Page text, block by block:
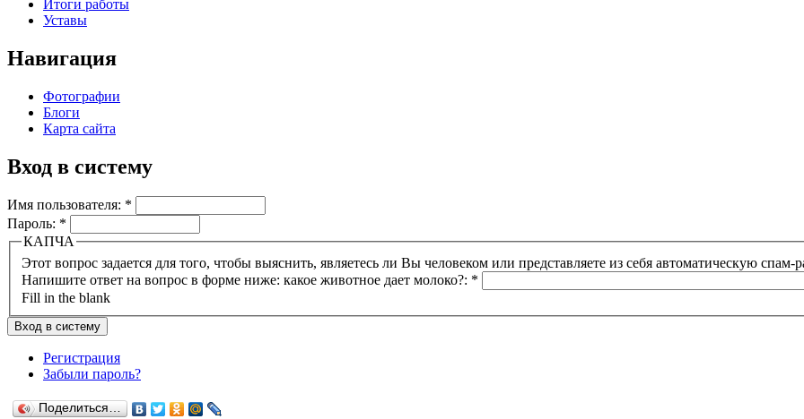
Итоги работы
Уставы
Навигация
Фотографии
Блоги
Карта сайта
Вход в систему
Имя пользователя: *
Пароль: *
КАПЧА
Этот вопрос задается для того, чтобы выяснить, являетесь ли Вы человеком или представляете из себя
Напишите ответ на вопрос в форме ниже: какое животное дает молоко?: *
Fill in the blank
Регистрация
Забыли пароль?
Поделиться…